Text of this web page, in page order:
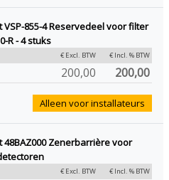
VSP-855-4 Reservedeel voor filter
R - 4 stuks
€ Excl. BTW € Incl. % BTW
200,00 200,00
Alleen voor installateurs
48BAZ000 Zenerbarrière voor
€ Excl. BTW € Incl. % BTW